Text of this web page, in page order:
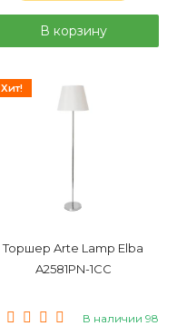
В корзину
Хит!
Торшер Arte Lamp Elba
A2581PN-1CC
В наличии 98